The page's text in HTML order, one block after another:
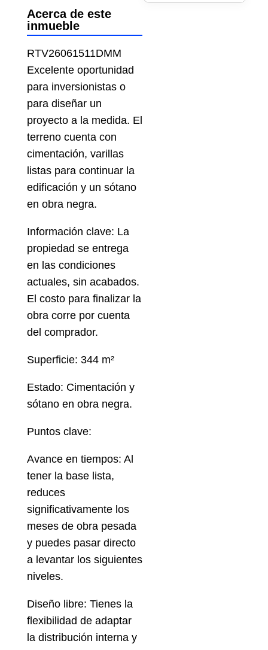
Acerca de este
inmueble
RTV26061511DMM
Excelente oportunidad
para inversionistas o
para diseñar un
proyecto a la medida. El
terreno cuenta con
cimentación, varillas
listas para continuar la
edificación y un sótano
en obra negra.
Información clave: La
propiedad se entrega
en las condiciones
actuales, sin acabados.
El costo para finalizar la
obra corre por cuenta
del comprador.
Superficie: 344 m²
Estado: Cimentación y
sótano en obra negra.
Puntos clave:
Avance en tiempos: Al
tener la base lista,
reduces
significativamente los
meses de obra pesada
y puedes pasar directo
a levantar los siguientes
niveles.
Diseño libre: Tienes la
flexibilidad de adaptar
la distribución interna y